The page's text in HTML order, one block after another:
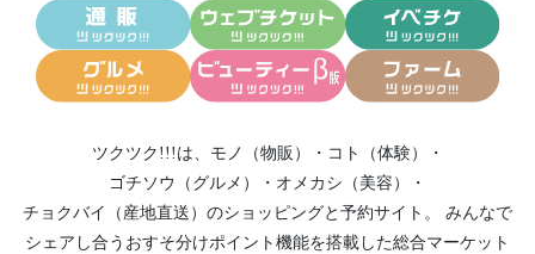
ツクツク!!!は、 モノ（物販） ・ コト（体験）
・
ゴチソウ（グルメ）
・ オメカシ（美容）
・
チョクバイ（産地直送） のショッピングと予約サイト。
みんなで
シェアし合う おすそ分けポイント機能を搭載した総合マーケット